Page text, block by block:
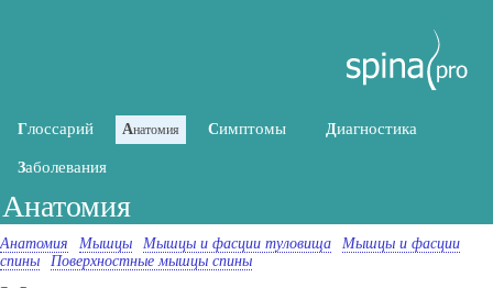
Глоссарий Анатомия Симптомы Диагностика
Заболевания
Анатомия
Анатомия Мышцы Мышцы и фасции туловища
Мышцы и фасции
спины
Поверхностные мышцы спины